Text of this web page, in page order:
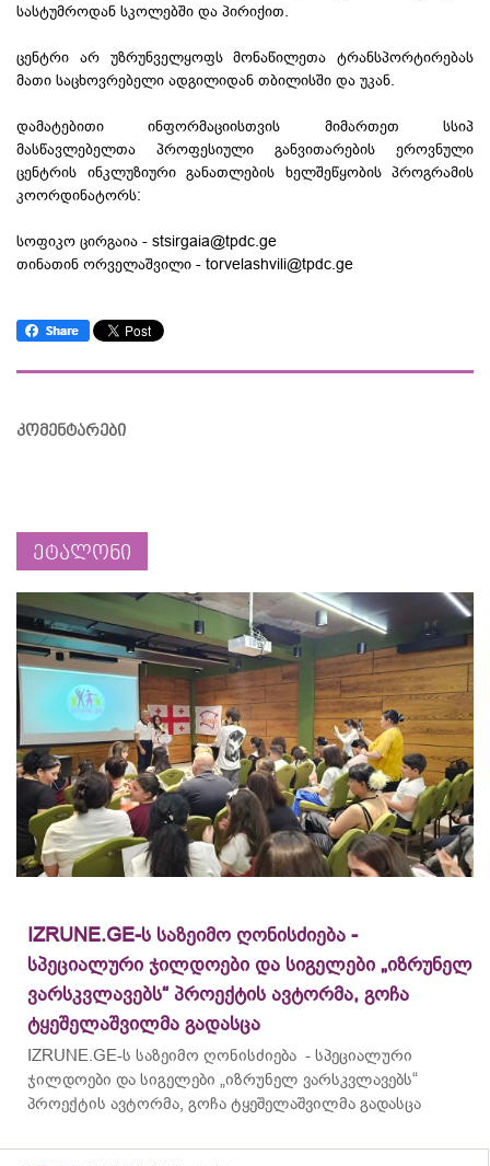
სასტუმროდან სკოლებში და პირიქით.
ცენტრი არ უზრუნველყოფს მონაწილეთა ტრანსპორტირებას
მათი საცხოვრებელი ადგილიდან თბილისში და უკან.
დამატებითი ინფორმაციისთვის მიმართეთ სსიპ
მასწავლებელთა პროფესიული განვითარების ეროვნული
ცენტრის ინკლუზიური განათლების ხელშეწყობის პროგრამის
კოორდინატორს:
სოფიკო ცირგაია - stsirgaia@tpdc.ge
თინათინ ორველაშვილი - torvelashvili@tpdc.ge
კომენტარები
ეტალონი
IZRUNE.GE-ს საზეიმო ღონისძიება -
სპეციალური ჯილდოები და სიგელები „იზრუნელ
ვარსკვლავებს“ პროექტის ავტორმა, გოჩა
ტყეშელაშვილმა გადასცა
IZRUNE.GE-ს საზეიმო ღონისძიება - სპეციალური
ჯილდოები და სიგელები „იზრუნელ ვარსკვლავებს“
პროექტის ავტორმა, გოჩა ტყეშელაშვილმა გადასცა